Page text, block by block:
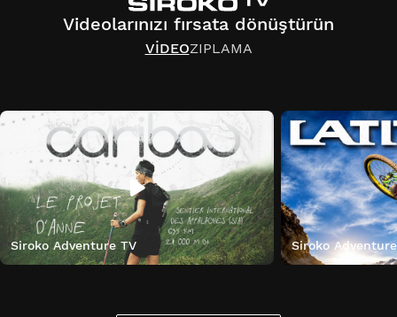
Videolarınızı fırsata dönüştürün
VIDEOZIPLAMA
Siroko Adventure TV Siroko